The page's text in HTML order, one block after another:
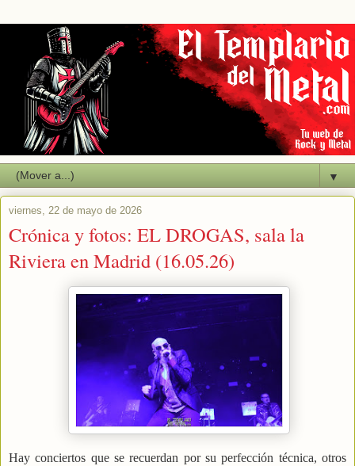
▼
viernes, 22 de mayo de 2026
Crónica y fotos: EL DROGAS, sala la
Riviera en Madrid (16.05.26)
Hay conciertos que se recuerdan por su perfección técnica, otros